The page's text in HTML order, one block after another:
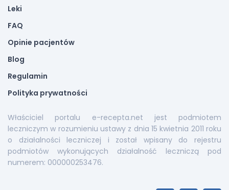
Leki
FAQ
Opinie pacjentów
Blog
Regulamin
Polityka prywatności
Właściciel portalu e-recepta.net jest podmiotem
leczniczym w rozumieniu ustawy z dnia 15 kwietnia 2011 roku
o działalności leczniczej i został wpisany do rejestru
podmiotów wykonujących działalność leczniczą pod
numerem: 000000253476.